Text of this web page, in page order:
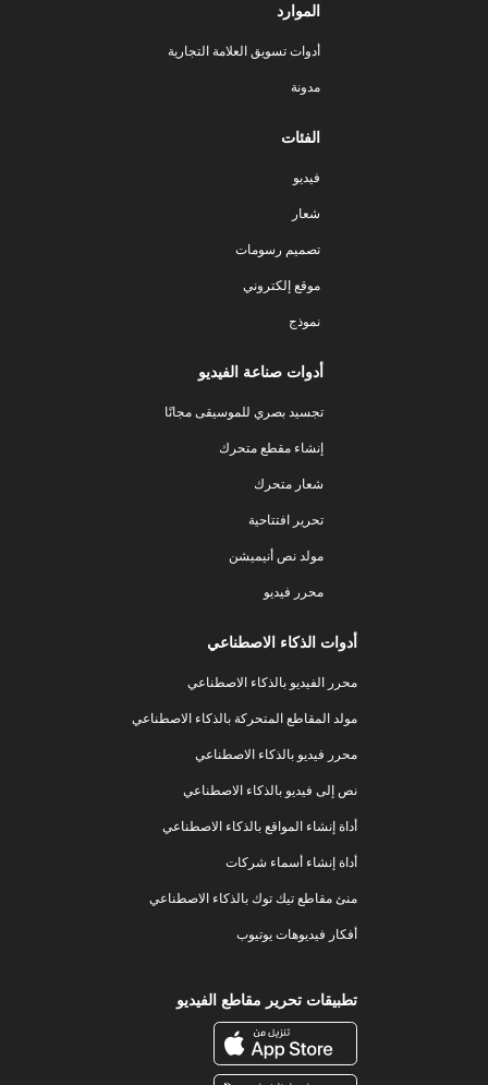
الموارد
أدوات تسويق العلامة التجارية
مدونة
الفئات
فيديو
شعار
تصميم رسومات
موقع إلكتروني
نموذج
أدوات صناعة الفيديو
تجسيد بصري للموسيقى مجانًا
إنشاء مقطع متحرك
شعار متحرك
تحرير افتتاحية
مولد نص أنيميشن
محرر فيديو
أدوات الذكاء الاصطناعي
محرر الفيديو بالذكاء الاصطناعي
مولد المقاطع المتحركة بالذكاء الاصطناعي
محرر فيديو بالذكاء الاصطناعي
نص إلى فيديو بالذكاء الاصطناعي
أداة إنشاء المواقع بالذكاء الاصطناعي
أداة إنشاء أسماء شركات
منئ مقاطع تيك توك بالذكاء الاصطناعي
أفكار فيديوهات يوتيوب
تطبيقات تحرير مقاطع الفيديو